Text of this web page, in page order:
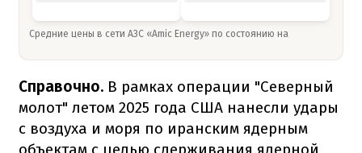
Средние цены в сети АЗС «Amic Energy» по состоянию на
Справочно. В рамках операции "Северный
молот" летом 2025 года США нанесли удары
с воздуха и моря по иранским ядерным
объектам с целью сдерживания ядерной